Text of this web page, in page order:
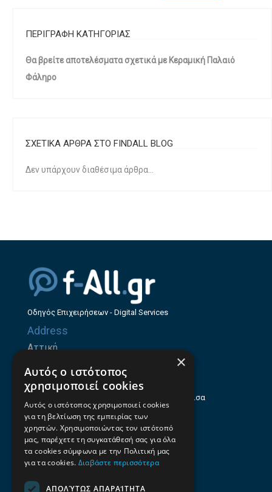
ΠΕΡΙΓΡΑΦΗ ΚΑΤΗΓΟΡΙΑΣ
Θα βρείτε αποτελέσματα σχετικά με Κεραμική Παλαιό
Φάληρο
ΣΧΕΤΙΚΑ ΑΡΘΡΑ ΣΤΟ FINDALL BLOG
Δεν υπάρχουν διαθέσιμα άρθρα...
Οδηγός Επιχειρήσεων - Digital Services
Address
Αττική
Θεσσαλία
Ηρώων Πολυτεχνείου 214 (1ος Όροφος), Λάρισα
Επαγγελματικός οδηγός Λάρισας
Emails
Contacts
×
Αυτός ο ιστότοπος
χρησιμοποιεί cookies
Αυτός ο ιστότοπος χρησιμοποιεί cookies
για τη βελτίωση της εμπειρίας των
χρηστών. Χρησιμοποιώντας τον ιστότοπό
μας, παρέχετε τη συγκατάθεσή σας για όλα
τα cookies σύμφωνα με την Πολιτική μας
για τα cookies. Διαβάστε περισσότερα
ΑΠΟΛΎΤΩΣ ΑΠΑΡΑΊΤΗΤΑ